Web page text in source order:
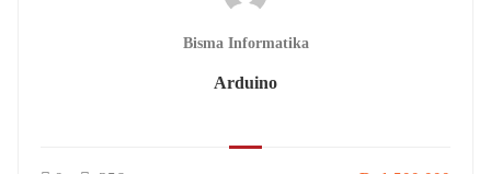
Bisma Informatika
Arduino